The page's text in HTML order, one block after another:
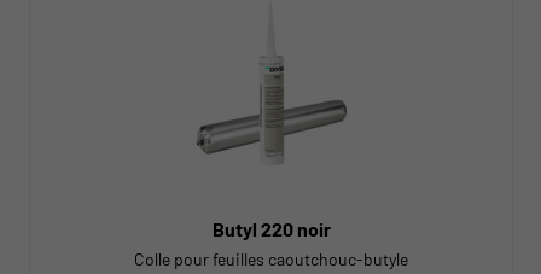
Butyl 220 noir
Colle pour feuilles caoutchouc-butyle